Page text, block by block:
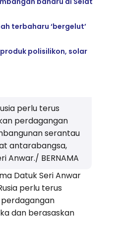
terbaharu ‘bergelut’
polisilikon, solar
perlu terus
perdagangan
serantau
antarabangsa,
Anwar./ BERNAMA
Datuk Seri Anwar
perlu terus
dan berasaskan